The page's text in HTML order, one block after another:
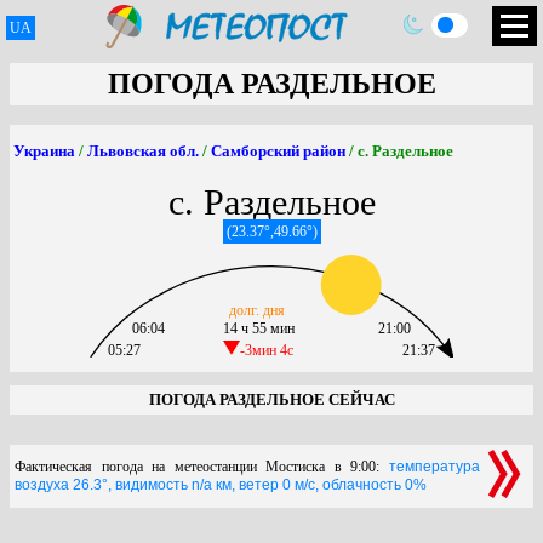
UA
ПОГОДА РАЗДЕЛЬНОЕ
Украина / Львовская обл. / Самборский район / с. Раздельное
с. Раздельное
(23.37°,49.66°)
05:27
06:04
14 ч 55 мин
-3мин 4c
долг. дня
21:37
21:00
ПОГОДА РАЗДЕЛЬНОЕ СЕЙЧАС
Фактическая погода на метеостанции Мостиска в 9:00: температура
воздуха 26.3°, видимость n/a км, ветер 0 м/с, облачность 0%